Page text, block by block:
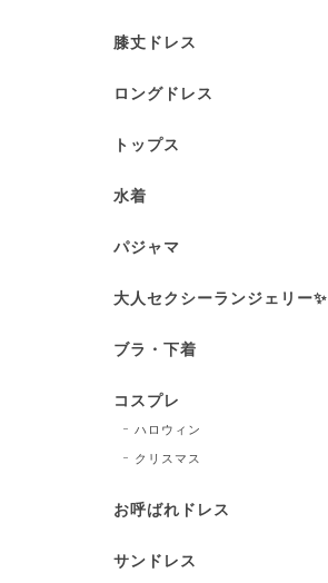
膝丈ドレス
ロングドレス
トップス
水着
パジャマ
大人セクシーランジェリー✨
ブラ・下着
コスプレ
ハロウィン
クリスマス
お呼ばれドレス
サンドレス